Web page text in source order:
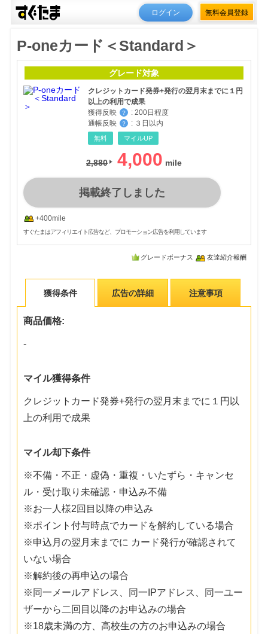
ログイン 無料会員登録
P-oneカード＜Standard＞
グレード対象
クレジットカード発券+発行の翌月末までに１円
以上の利用で成果
獲得反映
？ : 200日程度
通帳反映
？ : ３日以内
無料 マイルUP
2,880 4,000
掲載終了しました
+400mile
すぐたまはアフィリエイト広告など、プロモーション広告を利用しています
グレードボーナス 友達紹介報酬
獲得条件 広告の詳細 注意事項
商品価格:
-
マイル獲得条件
クレジットカード発券+発行の翌月末までに１円以
上の利用で成果
マイル却下条件
※不備・不正・虚偽・重複・いたずら・キャンセ
ル・受け取り未確認・申込み不備
※お一人様2回目以降の申込み
※ポイント付与時点でカードを解約している場合
※申込月の翌月末までに カード発行が確認されて
いない場合
※解約後の再申込の場合
※同一メールアドレス、同一IPアドレス、同一ユー
ザーから二回目以降のお申込みの場合
※18歳未満の方、高校生の方のお申込みの場合